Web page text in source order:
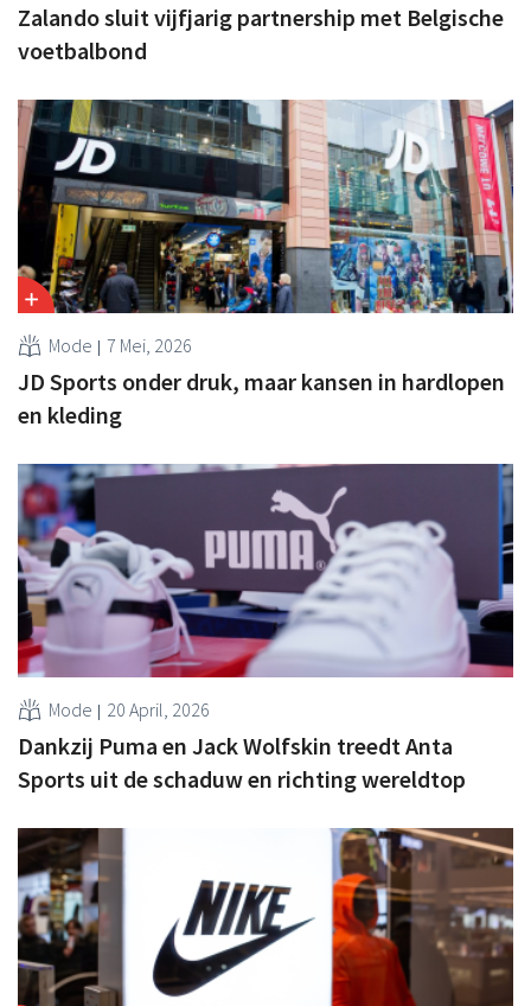
Zalando sluit vijfjarig partnership met Belgische
voetbalbond
Mode 7 Mei, 2026
JD Sports onder druk, maar kansen in hardlopen
en kleding
Mode 20 April, 2026
Dankzij Puma en Jack Wolfskin treedt Anta
Sports uit de schaduw en richting wereldtop